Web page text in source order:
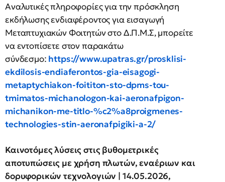
Αναλυτικές πληροφορίες για την πρόσκληση
εκδήλωσης ενδιαφέροντος για εισαγωγή
Μεταπτυχιακών Φοιτητών στο Δ.Π.Μ.Σ, μπορείτε
να εντοπίσετε στον παρακάτω
σύνδεσμο: https://www.upatras.gr/prosklisi-
ekdilosis-endiaferontos-gia-eisagogi-
metaptychiakon-foititon-sto-dpms-tou-
tmimatos-michanologon-kai-aeronafpigon-
michanikon-me-titlo-%c2%a8proigmenes-
technologies-stin-aeronafpigiki-a-2/
Καινοτόμες λύσεις στις βυθομετρικές
αποτυπώσεις με χρήση πλωτών, εναέριων και
δορυφορικών τεχνολογιών | 14.05.2026,